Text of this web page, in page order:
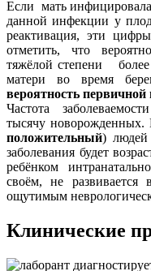
Если мать
данной инфекции у
реактивация, эти
отметить, что
тяжёлой степени
матери во время
вероятность
Частота
тысячу
положительный) людей
заболевания будет
ребёнком
своём, не
ощутимым
Клинические